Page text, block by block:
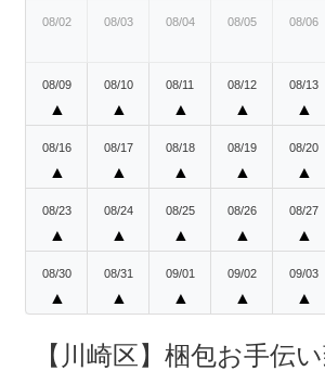
08/02 08/03 08/04 08/05 08/06
08/09
▲
08/10
▲
08/11
▲
08/12
▲
08/13
▲
08/16
▲
08/17
▲
08/18
▲
08/19
▲
08/20
▲
08/23
▲
08/24
▲
08/25
▲
08/26
▲
08/27
▲
08/30
▲
08/31
▲
09/01
▲
09/02
▲
09/03
▲
【川崎区】梱包お手伝